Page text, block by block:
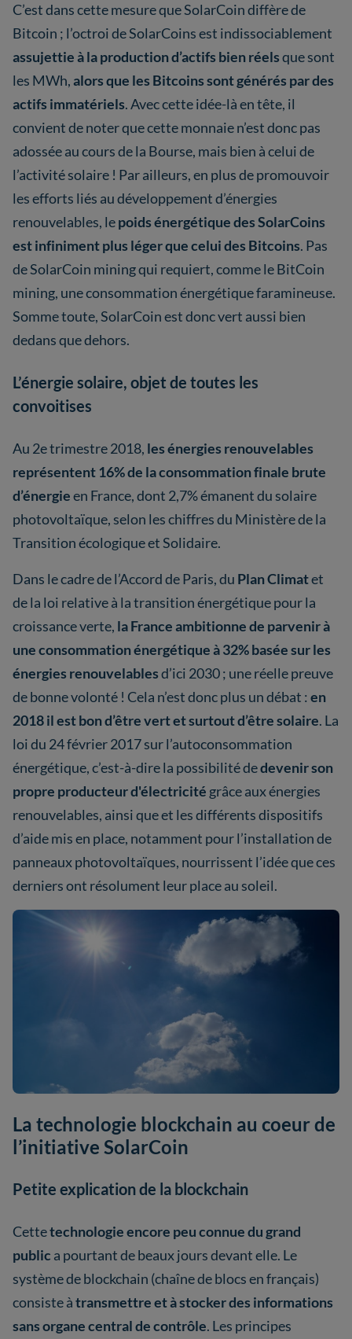
C’est dans cette mesure que SolarCoin diffère de
Bitcoin ; l’octroi de SolarCoins est indissociablement
assujettie à la production d’actifs bien réelsque sont
les MWh,alors que les Bitcoins sont générés par des
actifs immatériels. Avec cette idée-là en tête, il
convient de noter que cette monnaie n’est donc pas
adossée au cours de la Bourse, mais bien à celui de
l’activité solaire ! Par ailleurs, en plus de promouvoir
les efforts liés au développement d’énergies
renouvelables, lepoids énergétique des SolarCoins
est infiniment plus léger que celui des Bitcoins. Pas
de SolarCoin mining qui requiert, comme le BitCoin
mining, une consommation énergétique faramineuse.
Somme toute, SolarCoin est donc vert aussi bien
dedans que dehors.
L’énergie solaire, objet de toutes les
convoitises
Au 2e trimestre 2018, les énergies renouvelables
représentent 16% de la consommation finale brute
d’énergieen France, dont 2,7% émanent du solaire
photovoltaïque, selon les chiffres du Ministère de la
Transition écologique et Solidaire.
Dans le cadre de l’Accord de Paris, du Plan Climatet
de la loi relative à la transition énergétique pour la
croissance verte, la France ambitionne de parvenir à
une consommation énergétique à 32% basée sur les
énergies renouvelablesd’ici 2030 ; une réelle preuve
de bonne volonté ! Cela n’est donc plus un débat :en
2018 il est bon d’être vert et surtout d’être solaire. La
loi du 24 février 2017 sur l’autoconsommation
énergétique, c’est-à-dire la possibilité dedevenir son
propre producteur d'électricité grâce aux énergies
renouvelables, ainsi que et les différents dispositifs
d’aide mis en place, notamment pour l’installation de
panneaux photovoltaïques, nourrissent l’idée que ces
derniers ont résolument leur place au soleil.
La technologie blockchain au coeur de
l’initiative SolarCoin
Petite explication de la blockchain
Cettetechnologie encore peu connue du grand
public a pourtant de beaux jours devant elle. Le
système de blockchain (chaîne de blocs en français)
consiste àtransmettre et à stocker des informations
sans organe central de contrôle. Les principes